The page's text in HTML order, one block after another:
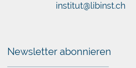
Chatbot
institut@libinst.ch
Newsletter abonnieren